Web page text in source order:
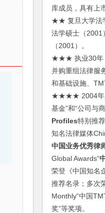
库成员，具有上
★★ 复旦大学法
法学硕士（2001
（2001）。
★★★ 执业30年
并购重组法律服
和基础设施、
★★★★ 2004年
基金”和“公司与
Profiles特别推
知名法律媒体
中国业务优秀律
Global Awards“
荣登《中国知名
推荐名录；多次
Monthly“中国
奖”等奖项。